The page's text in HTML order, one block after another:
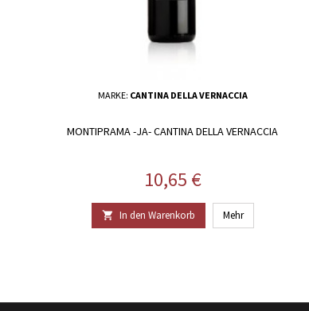
MARKE: CANTINA DELLA VERNACCIA
MONTIPRAMA -JA- CANTINA DELLA VERNACCIA
Preis
10,65 €
 In den Warenkorb Mehr